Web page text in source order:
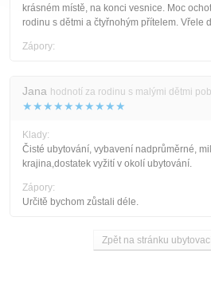
krásném místě, na konci vesnice. Moc
rodinu s dětmi a čtyřnohým přítelem. Vřele
Zápory:
Jana hodnotí za rodinu s malými dětmi
★★★★★★★★★★
Klady:
Čisté ubytování, vybavení nadprůměrné,
krajina,dostatek vyžití v okolí ubytování.
Zápory:
Určitě bychom zůstali déle.
Zpět na stránku